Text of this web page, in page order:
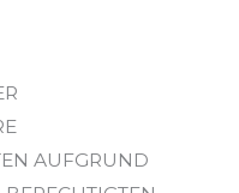
AUFGRUND